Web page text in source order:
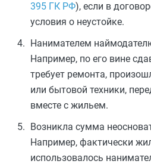
395 ГК РФ), если в
условия о неустойке.
Нанимателем
Например, по его вине
требует ремонта,
или бытовой техники,
вместе с жильем.
Возникла сумма
Например, фактически
использовалось